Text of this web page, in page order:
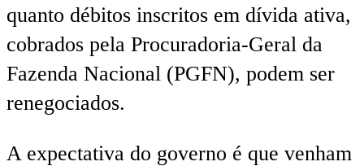
quanto débitos inscritos em dívida ativa,
cobrados pela Procuradoria-Geral da
Fazenda Nacional (PGFN), podem ser
renegociados.
A expectativa do governo é que venham